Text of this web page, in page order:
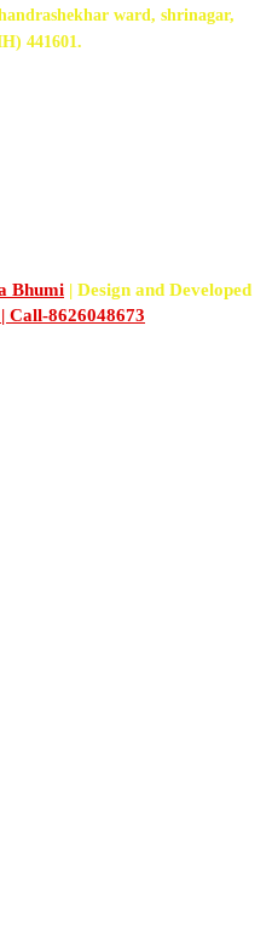
ward, shrinagar,
441601.
Bhumi | Design and Developed
| Call-8626048673